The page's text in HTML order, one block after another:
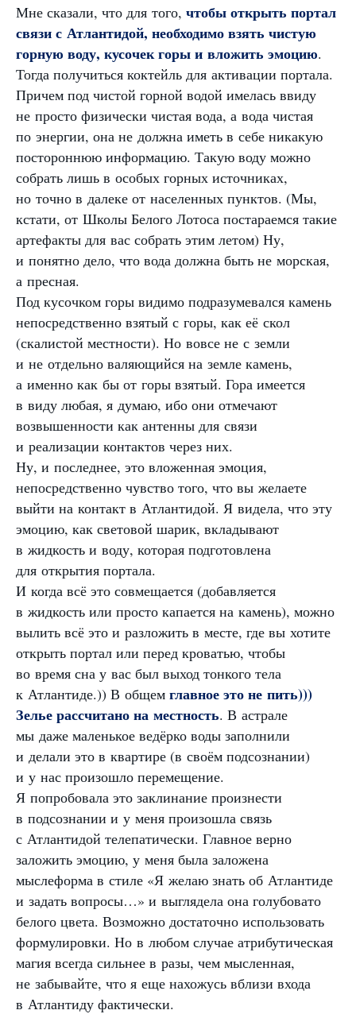
Мне сказали, что для того, чтобы открыть портал
связи с Атлантидой, необходимо взять чистую
горную воду, кусочек горы и вложить эмоцию.
Тогда получиться коктейль для активации портала.
Причем под чистой горной водой имелась ввиду
не просто физически чистая вода, а вода чистая
по энергии, она не должна иметь в себе никакую
постороннюю информацию. Такую воду можно
собрать лишь в особых горных источниках,
но точно в далеке от населенных пунктов. (Мы,
кстати, от Школы Белого Лотоса постараемся такие
артефакты для вас собрать этим летом) Ну,
и понятно дело, что вода должна быть не морская,
а пресная.
Под кусочком горы видимо подразумевался камень
непосредственно взятый с горы, как её скол
(скалистой местности). Но вовсе не с земли
и не отдельно валяющийся на земле камень,
а именно как бы от горы взятый. Гора имеется
в виду любая, я думаю, ибо они отмечают
возвышенности как антенны для связи
и реализации контактов через них.
Ну, и последнее, это вложенная эмоция,
непосредственно чувство того, что вы желаете
выйти на контакт в Атлантидой. Я видела, что эту
эмоцию, как световой шарик, вкладывают
в жидкость и воду, которая подготовлена
для открытия портала.
И когда всё это совмещается (добавляется
в жидкость или просто капается на камень), можно
вылить всё это и разложить в месте, где вы хотите
открыть портал или перед кроватью, чтобы
во время сна у вас был выход тонкого тела
к Атлантиде.)) В общем главное это не пить)))
Зелье рассчитано на местность. В астрале
мы даже маленькое ведёрко воды заполнили
и делали это в квартире (в своём подсознании)
и у нас произошло перемещение.
Я попробовала это заклинание произнести
в подсознании и у меня произошла связь
с Атлантидой телепатически. Главное верно
заложить эмоцию, у меня была заложена
мыслеформа в стиле «Я желаю знать об Атлантиде
и задать вопросы…» и выглядела она голубовато
белого цвета. Возможно достаточно использовать
формулировки. Но в любом случае атрибутическая
магия всегда сильнее в разы, чем мысленная,
не забывайте, что я еще нахожусь вблизи входа
в Атлантиду фактически.